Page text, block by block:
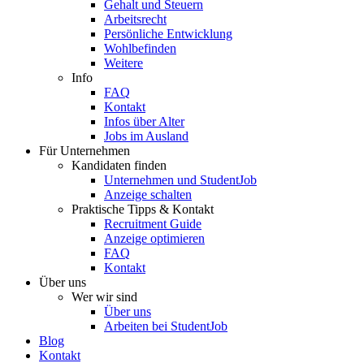
Gehalt und Steuern
Arbeitsrecht
Persönliche Entwicklung
Wohlbefinden
Weitere
Info
FAQ
Kontakt
Infos über Alter
Jobs im Ausland
Für Unternehmen
Kandidaten finden
Unternehmen und StudentJob
Anzeige schalten
Praktische Tipps & Kontakt
Recruitment Guide
Anzeige optimieren
FAQ
Kontakt
Über uns
Wer wir sind
Über uns
Arbeiten bei StudentJob
Blog
Kontakt